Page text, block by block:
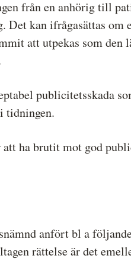
från en anhörig till
kan ifrågasättas
att utpekas som den
publicitetsskada
tidningen.
ha brutit mot god
anfört bl a
rättelse är det